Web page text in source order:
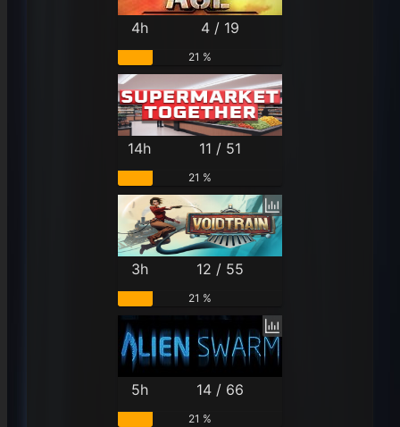
4h 4 / 19
21 %
14h 11 / 51
21 %
3h 12 / 55
21 %
5h 14 / 66
21 %